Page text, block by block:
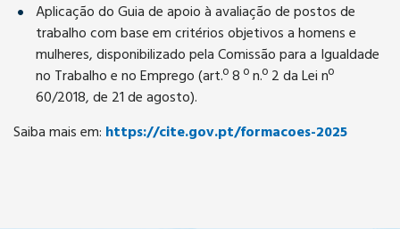
Aplicação do Guia de apoio à avaliação de postos de
trabalho com base em critérios objetivos a homens e
mulheres, disponibilizado pela Comissão para a Igualdade
no Trabalho e no Emprego (art.º 8 º n.º 2 da Lei nº
60/2018, de 21 de agosto).
Saiba mais em: https://cite.gov.pt/formacoes-2025